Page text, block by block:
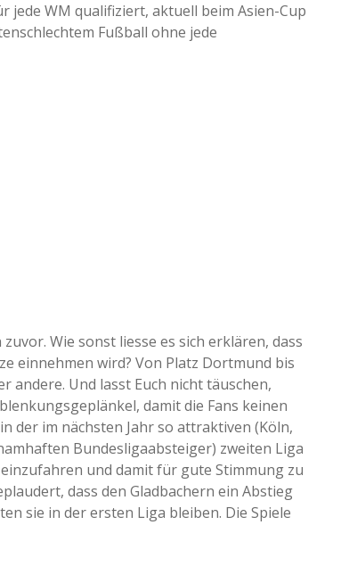
jede WM qualifiziert, aktuell beim Asien-Cup
Fußball ohne jede
Wie sonst liesse es sich erklären, dass
einnehmen wird? Von Platz Dortmund bis
andere. Und lasst Euch nicht täuschen,
damit die Fans keinen
der im nächsten Jahr so attraktiven (Köln,
Bundesligaabsteiger) zweiten Liga
und damit für gute Stimmung zu
dass den Gladbachern ein Abstieg
sie in der ersten Liga bleiben. Die Spiele